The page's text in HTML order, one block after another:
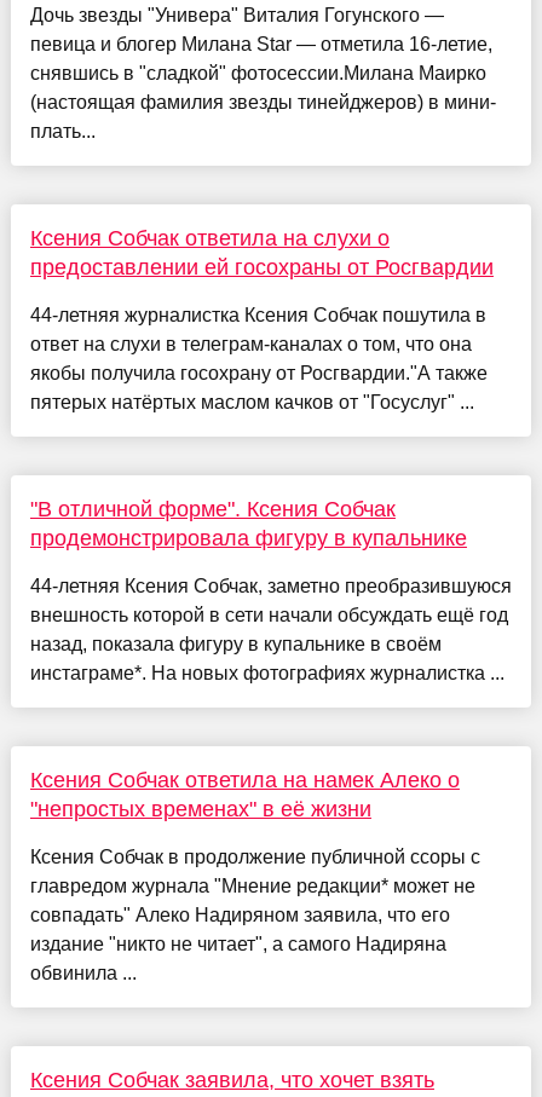
Дочь звезды "Универа" Виталия Гогунского —
певица и блогер Милана Star — отметила 16-летие,
снявшись в "сладкой" фотосессии.Милана Маирко
(настоящая фамилия звезды тинейджеров) в мини-
плать...
Ксения Собчак ответила на слухи о
предоставлении ей госохраны от Росгвардии
44-летняя журналистка Ксения Собчак пошутила в
ответ на слухи в телеграм-каналах о том, что она
якобы получила госохрану от Росгвардии."А также
пятерых натёртых маслом качков от "Госуслуг" ...
"В отличной форме". Ксения Собчак
продемонстрировала фигуру в купальнике
44-летняя Ксения Собчак, заметно преобразившуюся
внешность которой в сети начали обсуждать ещё год
назад, показала фигуру в купальнике в своём
инстаграме*. На новых фотографиях журналистка ...
Ксения Собчак ответила на намек Алеко о
"непростых временах" в её жизни
Ксения Собчак в продолжение публичной ссоры с
главредом журнала "Мнение редакции* может не
совпадать" Алеко Надиряном заявила, что его
издание "никто не читает", а самого Надиряна
обвинила ...
Ксения Собчак заявила, что хочет взять